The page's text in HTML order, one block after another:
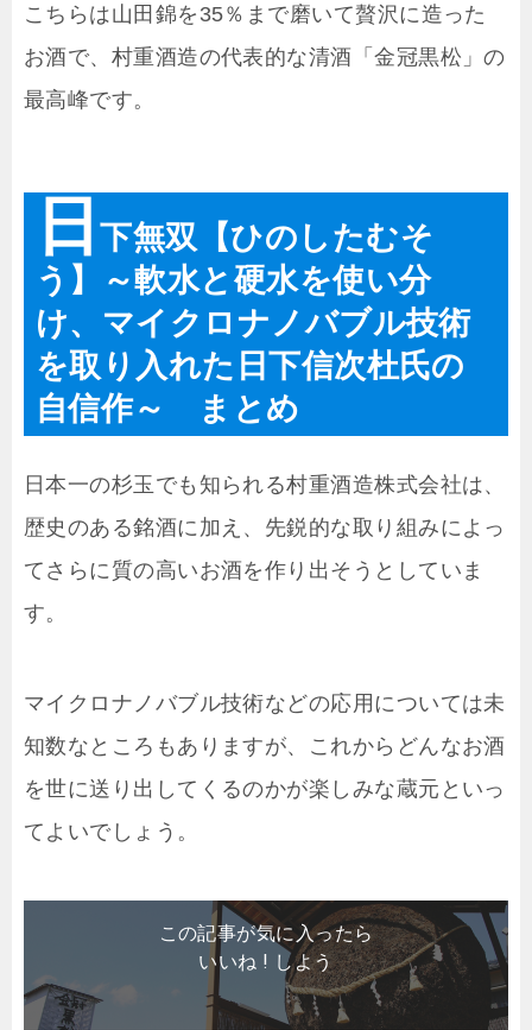
こちらは山田錦を35％まで磨いて贅沢に造った
お酒で、村重酒造の代表的な清酒「金冠黒松」の
最高峰です。
日下無双【ひのしたむそ
う】～軟水と硬水を使い分
け、マイクロナノバブル技術
を取り入れた日下信次杜氏の
自信作～ まとめ
日本一の杉玉でも知られる村重酒造株式会社は、
歴史のある銘酒に加え、先鋭的な取り組みによっ
てさらに質の高いお酒を作り出そうとしていま
す。
マイクロナノバブル技術などの応用については未
知数なところもありますが、これからどんなお酒
を世に送り出してくるのかが楽しみな蔵元といっ
てよいでしょう。
この記事が気に入ったら
いいね ! しよう